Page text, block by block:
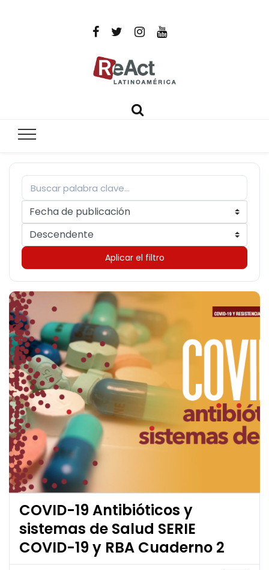
Por un mundo libre de infecciones intratables
Aplicar el filtro
COVID-19 Antibióticos y
sistemas de Salud SERIE
COVID-19 y RBA Cuaderno 2